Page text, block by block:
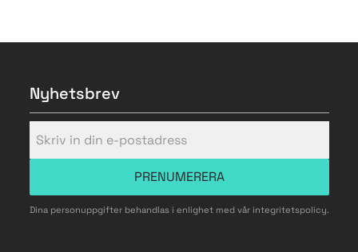
Nyhetsbrev
PRENUMERERA
Dina personuppgifter behandlas i enlighet med vår integritetspolicy.